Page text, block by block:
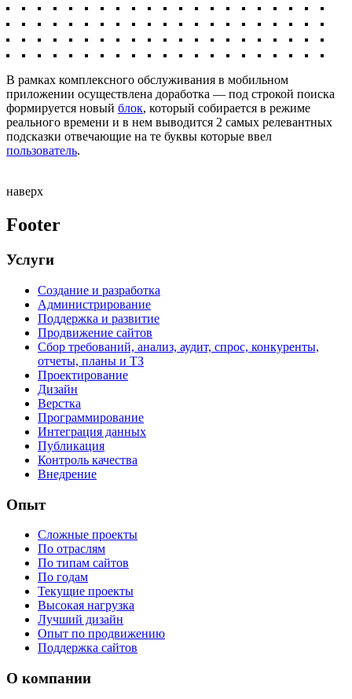
В рамках комплексного обслуживания в мобильном
приложении осуществлена доработка — под строкой поиска
формируется новый блок, который собирается в режиме
реального времени и в нем выводится 2 самых релевантных
подсказки отвечающие на те буквы которые ввел
пользователь.
наверх
Footer
Услуги
Создание и разработка
Администрирование
Поддержка и развитие
Продвижение сайтов
Сбор требований, анализ, аудит, спрос, конкуренты,
отчеты, планы и ТЗ
Проектирование
Дизайн
Верстка
Программирование
Интеграция данных
Публикация
Контроль качества
Внедрение
Опыт
Сложные проекты
По отраслям
По типам сайтов
По годам
Текущие проекты
Высокая нагрузка
Лучший дизайн
Опыт по продвижению
Поддержка сайтов
О компании